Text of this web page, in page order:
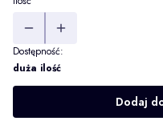
Dostępność:
duża ilość
Dodaj